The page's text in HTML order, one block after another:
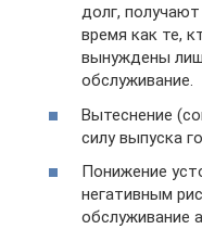
долг,
время как те,
вынуждены
обслуживание.
Вытеснение
силу выпуска
Понижение
негативным
обслуживание